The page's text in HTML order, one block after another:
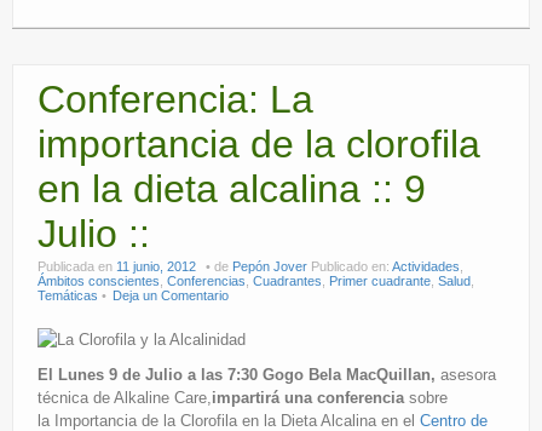
Conferencia: La
importancia de la clorofila
en la dieta alcalina :: 9
Julio ::
Publicada en 11 junio, 2012 de Pepón Jover Publicado en: Actividades
Ámbitos conscientes Conferencias Cuadrantes Primer cuadrante Salud
Temáticas
Deja un Comentario
El Lunes 9 de Julio a las 7:30 Gogo Bela MacQuillan, asesora
técnica de Alkaline Care,impartirá una conferenciasobre
la Importancia de la Clorofila en la Dieta Alcalina en el Centro de